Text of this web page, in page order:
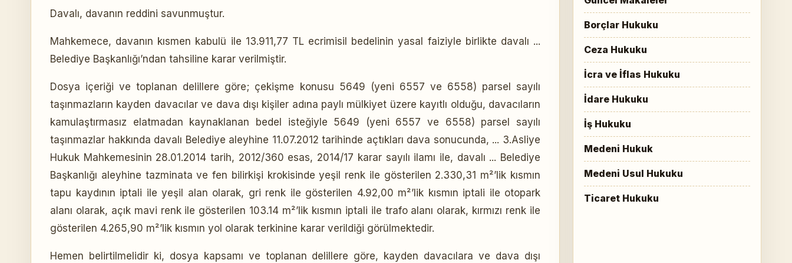
Davalı, davanın reddini savunmuştur.
Mahkemece, davanın kısmen kabulü ile 13.911,77 TL ecrimisil bedelinin yasal faiziyle birlikte davalı ...
Belediye Başkanlığı’ndan tahsiline karar verilmiştir.
Dosya içeriği ve toplanan delillere göre; çekişme konusu 5649 (yeni 6557 ve 6558) parsel sayılı
taşınmazların kayden davacılar ve dava dışı kişiler adına paylı mülkiyet üzere kayıtlı olduğu, davacıların
kamulaştırmasız elatmadan kaynaklanan bedel isteğiyle 5649 (yeni 6557 ve 6558) parsel sayılı
taşınmazlar hakkında davalı Belediye aleyhine 11.07.2012 tarihinde açtıkları dava sonucunda, ... 3.Asliye
Hukuk Mahkemesinin 28.01.2014 tarih, 2012/360 esas, 2014/17 karar sayılı ilamı ile, davalı ... Belediye
Başkanlığı aleyhine tazminata ve fen bilirkişi krokisinde yeşil renk ile gösterilen 2.330,31 m²’lik kısmın
tapu kaydının iptali ile yeşil alan olarak, gri renk ile gösterilen 4.92,00 m²’lik kısmın iptali ile otopark
alanı olarak, açık mavi renk ile gösterilen 103.14 m²’lik kısmın iptali ile trafo alanı olarak, kırmızı renk ile
gösterilen 4.265,90 m²’lik kısmın yol olarak terkinine karar verildiği görülmektedir.
Hemen belirtilmelidir ki, dosya kapsamı ve toplanan delillere göre, kayden davacılara ve dava dışı
Borçlar Hukuku
Ceza Hukuku
İcra ve İflas Hukuku
İdare Hukuku
İş Hukuku
Medeni Hukuk
Medeni Usul Hukuku
Ticaret Hukuku